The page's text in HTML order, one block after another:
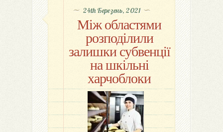
24th Березень, 2021
Між областями
розподілили
залишки субвенції
на шкільні
харчоблоки